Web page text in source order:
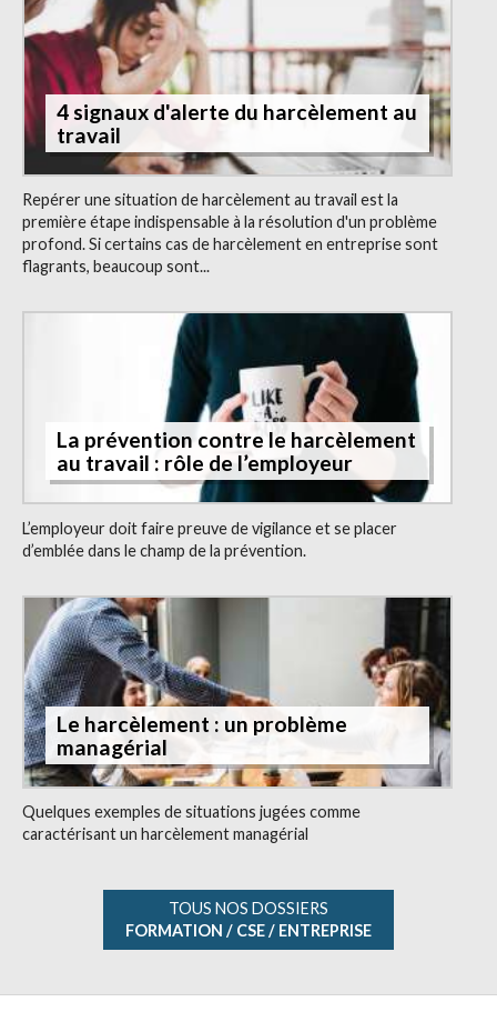
4 signaux d'alerte du harcèlement au
travail
Repérer une situation de harcèlement au travail est la
première étape indispensable à la résolution d'un problème
profond. Si certains cas de harcèlement en entreprise sont
flagrants, beaucoup sont...
La prévention contre le harcèlement
au travail : rôle de l’employeur
L’employeur doit faire preuve de vigilance et se placer
d’emblée dans le champ de la prévention.
Le harcèlement : un problème
managérial
Quelques exemples de situations jugées comme
caractérisant un harcèlement managérial
TOUS NOS DOSSIERS
FORMATION / CSE / ENTREPRISE